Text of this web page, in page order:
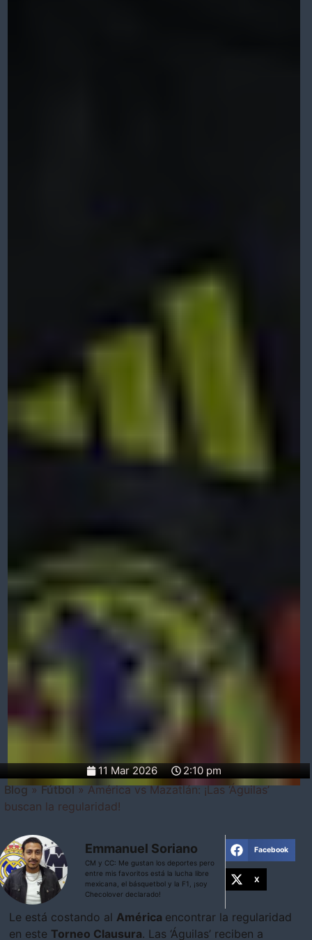
11 Mar 2026 2:10 pm
Blog»Fútbol»América vs Mazatlán: ¡Las ‘Águilas’
buscan la regularidad!
Emmanuel Soriano
CM y CC: Me gustan los deportes pero
entre mis favoritos está la lucha libre
mexicana, el básquetbol y la F1, ¡soy
Checolover declarado!
Facebook
X
Le está costando al América encontrar la regularidad
en este Torneo Clausura. Las ‘Águilas’ reciben a